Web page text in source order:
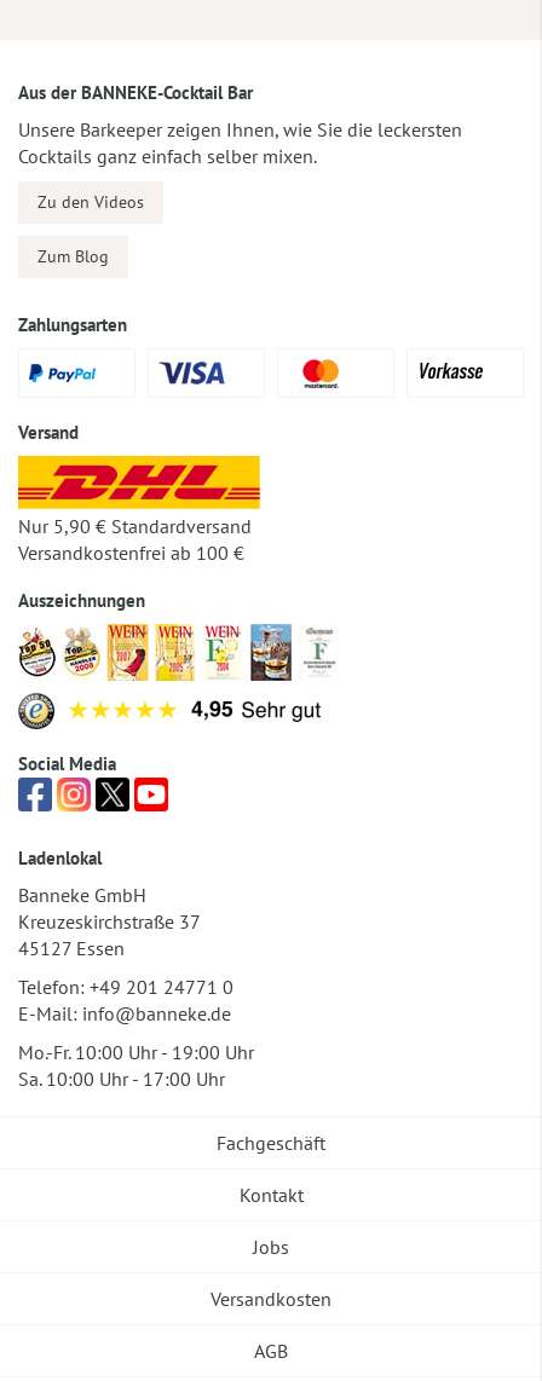
Aus der BANNEKE-Cocktail Bar
Unsere Barkeeper zeigen Ihnen, wie Sie die leckersten
Cocktails ganz einfach selber mixen.
Zu den Videos
Zum Blog
Zahlungsarten
Versand
Nur 5,90 € Standardversand
Versandkostenfrei ab 100 €
Auszeichnungen
Social Media
Ladenlokal
Banneke GmbH
Kreuzeskirchstraße 37
45127 Essen
Telefon: +49 201 24771 0
E-Mail: info@banneke.de
Mo.-Fr. 10:00 Uhr - 19:00 Uhr
Sa. 10:00 Uhr - 17:00 Uhr
Fachgeschäft
Kontakt
Jobs
Versandkosten
AGB